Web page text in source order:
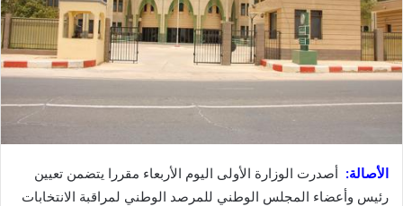
الأصالة: أصدرت الوزارة الأولى اليوم الأربعاء مقررا يتضمن تعيين
رئيس وأعضاء المجلس الوطني للمرصد الوطني لمراقبة الانتخابات